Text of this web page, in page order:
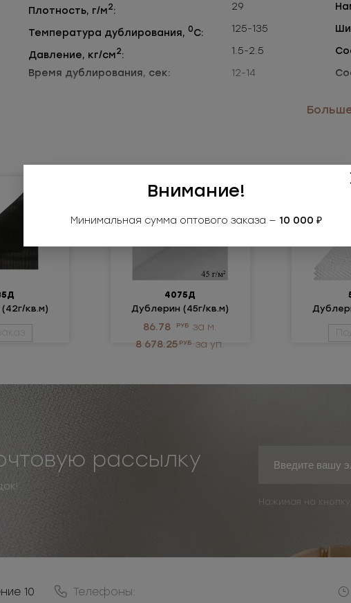
Плотность, г/м2: 29
Температура дублирования,0С: 125-135
Давление, кг/см2: 1.5-2.5
Время дублирования, сек:
12-14
- сохранение мягкости и внешнего вида ткани в местах
- прочное склеивание.
кв.м)
4075Д
Дублерин (45г/кв.м)
86.78 РУБ за м.
8 678.25 РУБ за уп.
рассылку
Нажимая на
10
Телефоны:
Внимание!
Минимальная сумма оптового заказа — 10 000 ₽